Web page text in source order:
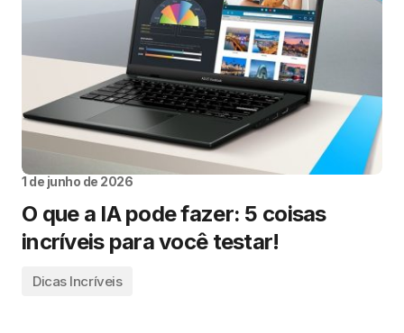
1 de junho de 2026
O que a IA pode fazer: 5 coisas
incríveis para você testar!
Dicas Incríveis